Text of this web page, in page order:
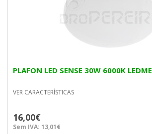
PLAFON LED SENSE 30W 6000K LEDME
VER CARACTERÍSTICAS
16,00€
Sem IVA: 13,01€